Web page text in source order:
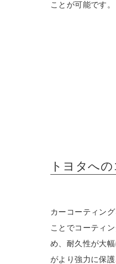
ことが可能です。
トヨタへ
カーコーティン
ことでコーティ
め、耐久性が大
がより強力に保